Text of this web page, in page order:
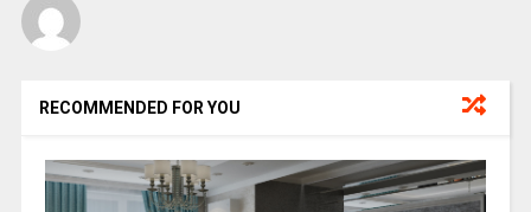
RECOMMENDED FOR YOU